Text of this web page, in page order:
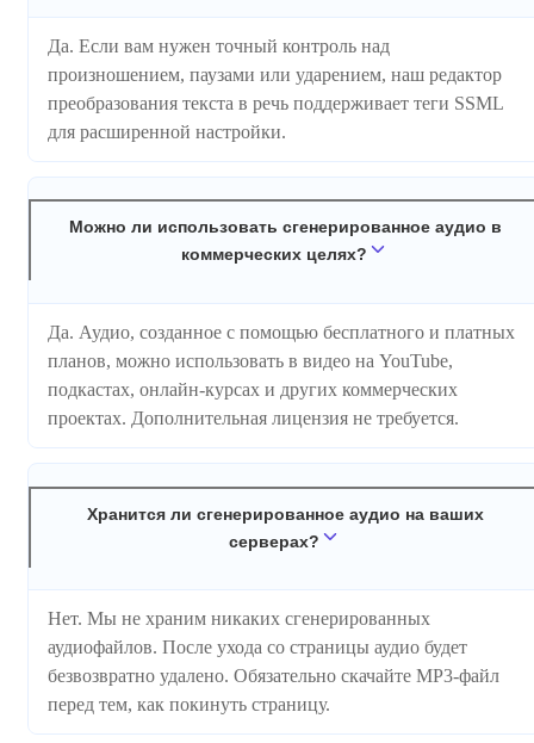
Да. Если вам нужен точный контроль над
произношением, паузами или ударением, наш редактор
преобразования текста в речь поддерживает теги SSML
для расширенной настройки.
Можно ли использовать сгенерированное аудио в
коммерческих целях?
Да. Аудио, созданное с помощью бесплатного и платных
планов, можно использовать в видео на YouTube,
подкастах, онлайн-курсах и других коммерческих
проектах. Дополнительная лицензия не требуется.
Хранится ли сгенерированное аудио на ваших
серверах?
Нет. Мы не храним никаких сгенерированных
аудиофайлов. После ухода со страницы аудио будет
безвозвратно удалено. Обязательно скачайте MP3-файл
перед тем, как покинуть страницу.